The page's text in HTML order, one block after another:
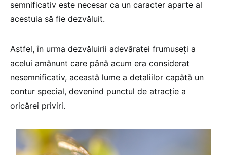
semnificativ este necesar ca un caracter aparte al
acestuia să fie dezvăluit.
Astfel, în urma dezvăluirii adevăratei frumuseţi a
acelui amănunt care până acum era considerat
nesemnificativ, această lume a detaliilor capătă un
contur special, devenind punctul de atracţie a
oricărei priviri.